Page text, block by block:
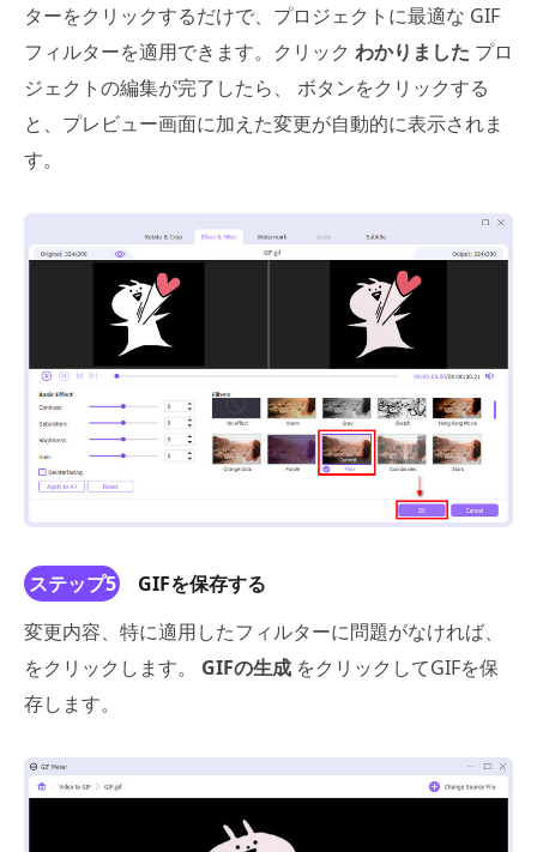
ターをクリックするだけで、プロジェクトに最適な GIF
フィルターを適用できます。クリック わかりました プロ
ジェクトの編集が完了したら、 ボタンをクリックする
と、プレビュー画面に加えた変更が自動的に表示されま
す。
ステップ5
GIFを保存する
変更内容、特に適用したフィルターに問題がなければ、
をクリックします。 GIFの生成 をクリックしてGIFを保
存します。